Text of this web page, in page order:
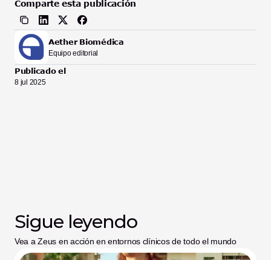
Comparte esta publicación
Aether Biomédica
Equipo editorial
Publicado el
8 jul 2025
Sigue leyendo
Vea a Zeus en acción en entornos clínicos de todo el mundo